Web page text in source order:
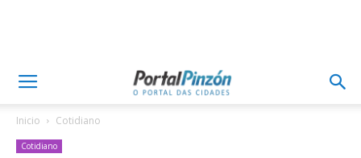
Inicio Cotidiano
Cotidiano